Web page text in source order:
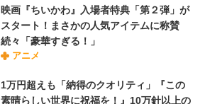
映画『ちいかわ』入場者特典「第２弾」が
スタート！まさかの人気アイテムに称賛
続々「豪華すぎる！」
アニメ
1万円超えも「納得のクオリティ」『この
素晴らしい世界に祝福を！』10万針以上の